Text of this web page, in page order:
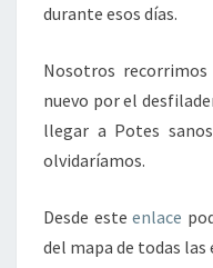
durante esos días.
Nosotros
nuevo por el
llegar a Potes
olvidaríamos.
Desde esteenlace
del mapa de todas las